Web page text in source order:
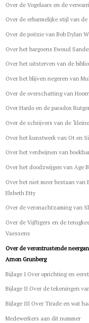
Over de Vogelaars en de
Over de erbarmelijke stijl van
Over de poëzie van Bob Dylan
Over het bargoens Ewoud
Over het uitsterven van de
Over het blijven negeren van
Over de overschatting van
Over Hanlo en de paradox
Over de schrijvers van de
Over het kunstwerk van Ot en
Over het verdwijnen van
Over het doodzwijgen van Age
Over het niet meer bestaan
Elsbeth Etty
Over de veronachtzaming van
Over de Vijftigers en de
Vaessens
Over de verontrustende
Arnon Grunberg
Bijlage I Over oprichting en
Bijlage II Over de tekeningen
Bijlage III Over Tirade en wat
Medewerkers aan dit nummer